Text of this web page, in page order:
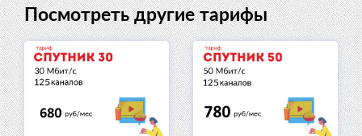
Посмотреть другие тарифы